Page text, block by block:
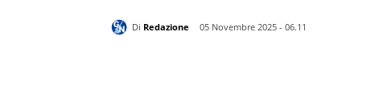
Di Redazione
05 Novembre 2025 - 06.11